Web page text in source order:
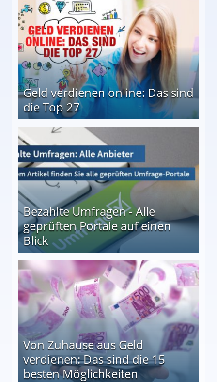
Geld verdienen online: Das sind
die Top 27
Bezahlte Umfragen - Alle
geprüften Portale auf einen
Blick
auf einen Blick
Von Zuhause aus Geld
verdienen: Das sind die 15
besten Möglichkeiten